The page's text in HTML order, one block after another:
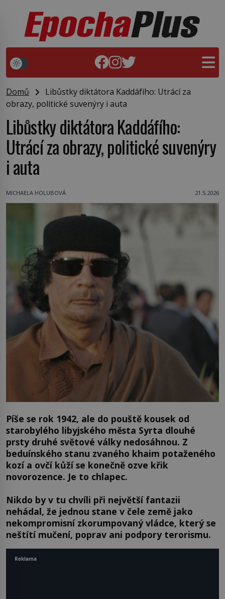
Domů
Libůstky diktátora Kaddáfího: Utrácí za
obrazy, politické suvenýry i auta
Libůstky diktátora Kaddáfího:
Utrácí za obrazy, politické suvenýry
i auta
MICHAELA HOLUBOVÁ 21.5.2026
Píše se rok 1942, ale do pouště kousek od
starobylého libyjského města Syrta dlouhé
prsty druhé světové války nedosáhnou. Z
beduínského stanu zvaného khaim potaženého
kozí a ovčí kůží se konečně ozve křik
novorozence. Je to chlapec.
Nikdo by v tu chvíli při největší fantazii
nehádal, že jednou stane v čele země jako
nekompromisní zkorumpovaný vládce, který se
neštítí mučení, poprav ani podpory terorismu.
Reklama